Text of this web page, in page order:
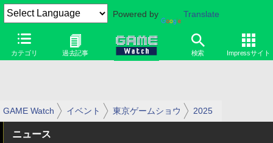
Powered by Translate
カテゴリ 過去記事 検索 Impressサイト
GAME Watch イベント 東京ゲームショウ 2025
ニュース